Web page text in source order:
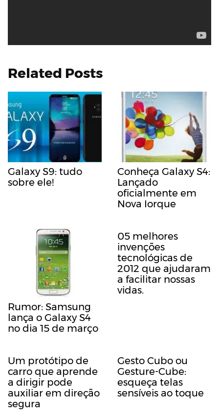
Related Posts
Galaxy S9: tudo
sobre ele!
Conheça Galaxy S4:
Lançado
oficialmente em
Nova Iorque
Rumor: Samsung
lança o Galaxy S4
no dia 15 de março
05 melhores
invenções
tecnológicas de
2012 que ajudaram
a facilitar nossas
vidas.
Um protótipo de
carro que aprende
a dirigir pode
auxiliar em direção
segura
Gesto Cubo ou
Gesture-Cube:
esqueça telas
sensíveis ao toque